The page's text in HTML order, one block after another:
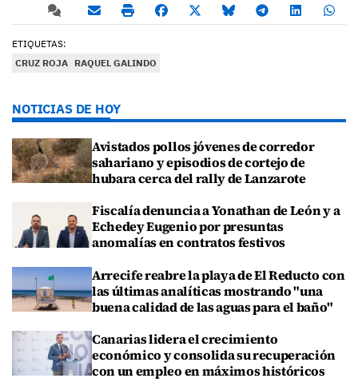
ETIQUETAS:
CRUZ ROJA RAQUEL GALINDO
NOTICIAS DE HOY
Avistados pollos jóvenes de corredor
sahariano y episodios de cortejo de
hubara cerca del rally de Lanzarote
Fiscalía denuncia a Yonathan de León y a
Echedey Eugenio por presuntas
anomalías en contratos festivos
Arrecife reabre la playa de El Reducto con
las últimas analíticas mostrando "una
buena calidad de las aguas para el baño"
Canarias lidera el crecimiento
económico y consolida su recuperación
con un empleo en máximos históricos